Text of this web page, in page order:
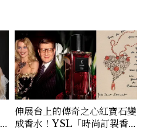
伸展台上的傳奇之心紅寶石變
成香水！YSL「時尚訂製香